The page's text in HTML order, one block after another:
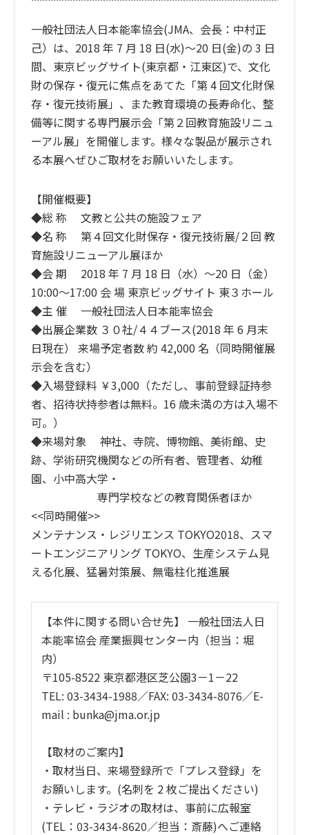
一般社団法人日本能率協会(JMA、会長：中村正
己）は、2018 年 7 月 18 日(水)～20 日(金)の 3 日
間、東京ビッグサイト(東京都・江東区)で、文化
財の保存・復元に焦点をあてた「第 4 回文化財保
存・復元技術展」、また教育環境の長寿命化、整
備等に関する専門展示会「第２回教育施設リニュ
ーアル展」を開催します。様々な製品が展示され
る本展へぜひご取材をお願いいたします。
【開催概要】
◆総 称 文教と公共の施設フェア
◆名 称 第４回文化財保存・復元技術展/２回 教
育施設リニューアル展ほか
◆会 期 2018 年 7 月 18 日（水）～20 日（金）
10:00～17:00 会 場 東京ビッグサイト 東３ホール
◆主 催 一般社団法人日本能率協会
◆出展企業数 ３０社/４４ブース(2018 年 6 月末
日現在） 来場予定者数 約 42,000 名（同時開催展
示会を含む）
◆入場登録料 ￥3,000（ただし、事前登録証持参
者、招待状持参者は無料。16 歳未満の方は入場不
可。）
◆来場対象 神社、寺院、博物館、美術館、史
跡、学術研究機関などの所有者、管理者、幼稚
園、小中高大学・
専門学校などの教育関係者ほか
<<同時開催>>
メンテナンス・レジリエンス TOKYO2018、スマ
ートエンジニアリング TOKYO、生産システム見
える化展、猛暑対策展、無電柱化推進展
【本件に関する問い合せ先】 一般社団法人日
本能率協会 産業振興センター内（担当：堀
内）
〒105-8522 東京都港区芝公園3－1－22
TEL: 03-3434-1988／FAX: 03-3434-8076／E-
mail : bunka@jma.or.jp
【取材のご案内】
・取材当日、来場登録所で「プレス登録」を
お願いします。(名刺を 2 枚ご提出ください)
・テレビ・ラジオの取材は、事前に広報室
(TEL：03-3434-8620／担当：斎藤)へご連絡